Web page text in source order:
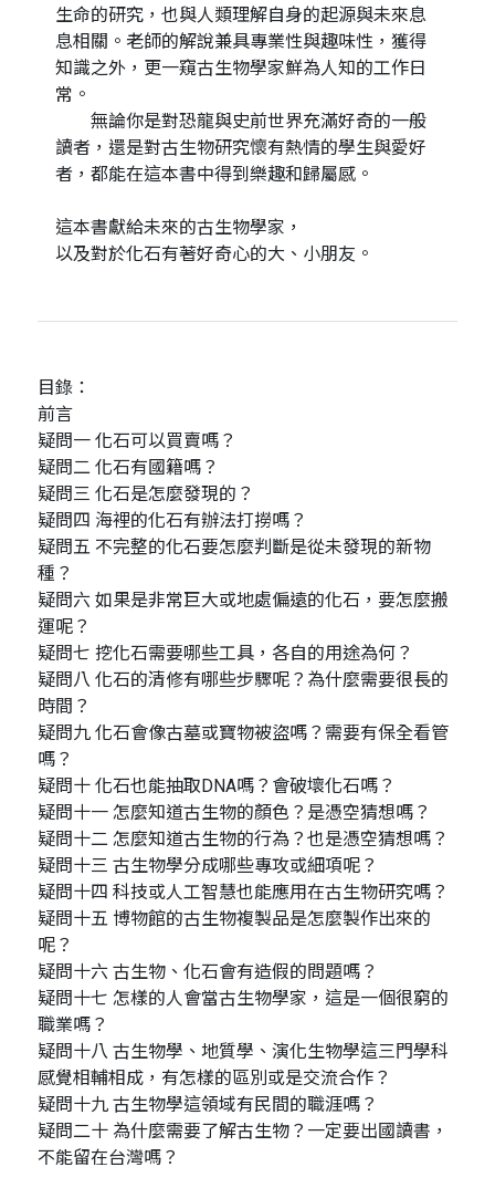
生命的研究，也與人類理解自身的起源與未來息
息相關。老師的解說兼具專業性與趣味性，獲得
知識之外，更一窺古生物學家鮮為人知的工作日
常。
無論你是對恐龍與史前世界充滿好奇的一般
讀者，還是對古生物研究懷有熱情的學生與愛好
者，都能在這本書中得到樂趣和歸屬感。
這本書獻給未來的古生物學家，
以及對於化石有著好奇心的大、小朋友。
目錄：
前言
疑問一 化石可以買賣嗎？
疑問二 化石有國籍嗎？
疑問三 化石是怎麼發現的？
疑問四 海裡的化石有辦法打撈嗎？
疑問五 不完整的化石要怎麼判斷是從未發現的新物
種？
疑問六 如果是非常巨大或地處偏遠的化石，要怎麼搬
運呢？
疑問七 挖化石需要哪些工具，各自的用途為何？
疑問八 化石的清修有哪些步驟呢？為什麼需要很長的
時間？
疑問九 化石會像古墓或寶物被盜嗎？需要有保全看管
嗎？
疑問十 化石也能抽取DNA嗎？會破壞化石嗎？
疑問十一 怎麼知道古生物的顏色？是憑空猜想嗎？
疑問十二 怎麼知道古生物的行為？也是憑空猜想嗎？
疑問十三 古生物學分成哪些專攻或細項呢？
疑問十四 科技或人工智慧也能應用在古生物研究嗎？
疑問十五 博物館的古生物複製品是怎麼製作出來的
呢？
疑問十六 古生物、化石會有造假的問題嗎？
疑問十七 怎樣的人會當古生物學家，這是一個很窮的
職業嗎？
疑問十八 古生物學、地質學、演化生物學這三門學科
感覺相輔相成，有怎樣的區別或是交流合作？
疑問十九 古生物學這領域有民間的職涯嗎？
疑問二十 為什麼需要了解古生物？一定要出國讀書，
不能留在台灣嗎？